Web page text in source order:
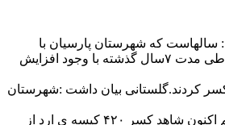
که شهرستان پارسیان با
کمبود سهمیه آرد یارانه ای دست و پنجه نرم میکند و این در حالی است که سهمیه آرد شهرستان پارسیان طبق آمار سرشماری جمعیتی سال ١٣٩۵ محاسبه می شود و طی مدت ٧سال گذشته با وجود افزایش
کردند.گلستانی بیان داشت :شهرستان
مسئول حزب همت پارسیان گفت : شایسته بود با مدنظر قرار دادن آ مار افزایشی جمعیت از سال ٩۵ تاکنون سالیانه به سهمیه ی این شهرستان افزوده میشده ولی هم اکنون شاهد کسر ۴٢٠ کیسه ی ارد از